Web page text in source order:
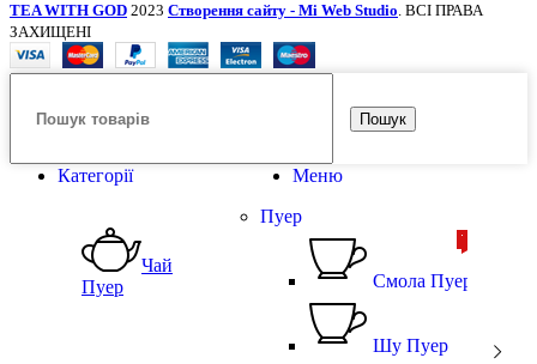
TEA WITH GOD 2023 Створення сайту - Mi Web Studio. ВСІ ПРАВА
ЗАХИЩЕНІ
Пошук
Меню
Категорії
Чай
Пуер
Пуер
Смола Пуера
ТОП
Шу Пуер